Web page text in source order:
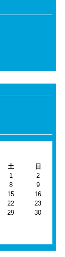
土
日
1
2
8
9
15
16
22
23
29
30